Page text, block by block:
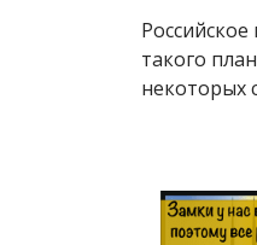
такого
некоторых